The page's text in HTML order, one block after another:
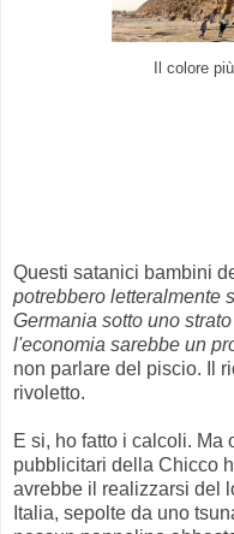
Il colore
Questi satanici bambini
potrebbero letteralmente
Germania sotto uno
l'economia sarebbe un
non parlare del piscio. Il
rivoletto.
E si, ho fatto i calcoli.
pubblicitari della Chicco
avrebbe il realizzarsi del
Italia, sepolte da uno